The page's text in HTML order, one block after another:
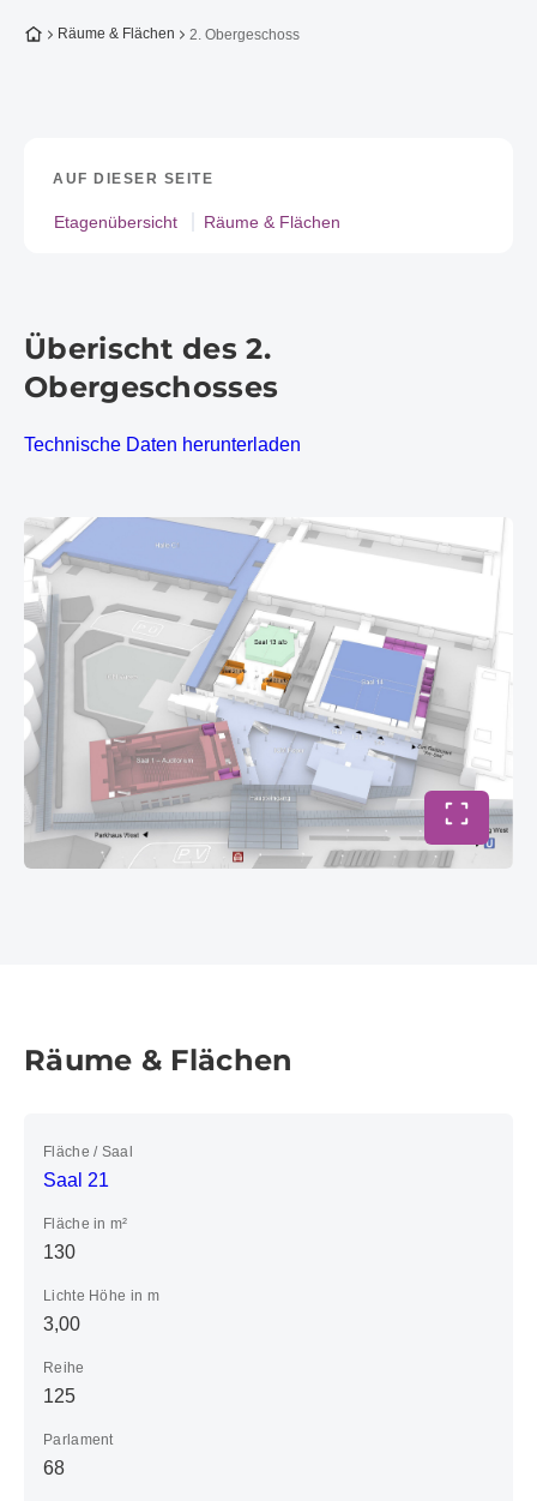
Zur Startseite
Räume & Flächen 2. Obergeschoss
AUF DIESER SEITE
Etagenübersicht Räume & Flächen
Überischt des 2.
Obergeschosses
Technische Daten herunterladen
Vollbild
Räume & Flächen
Fläche / Saal
Saal 21
Fläche in m²
130
Lichte Höhe in m
3,00
Reihe
125
Parlament
68